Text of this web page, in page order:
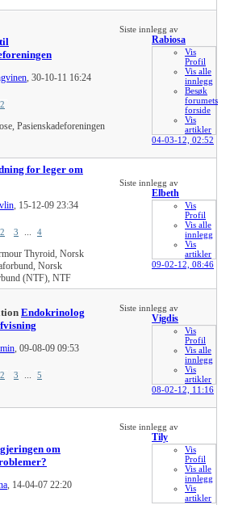
, 30-10-11 16:24
2
Siste innlegg av
Rabiosa
Vis
Profil
Vis alle
innlegg
Besøk
forumets
forside
Vis
artikler
04-03-12, 02:52
for leger om
, 15-12-09 23:34
2 3 ... 4
Siste innlegg av
Elbeth
Vis
Profil
Vis alle
innlegg
Vis
artikler
09-02-12, 08:46
Endokrinolog
, 09-08-09 09:53
2 3 ... 5
Siste innlegg av
Vigdis
Vis
Profil
Vis alle
innlegg
Vis
artikler
08-02-12, 11:16
om
, 14-04-07 22:20
Siste innlegg av
Tily
Vis
Profil
Vis alle
innlegg
Vis
artikler